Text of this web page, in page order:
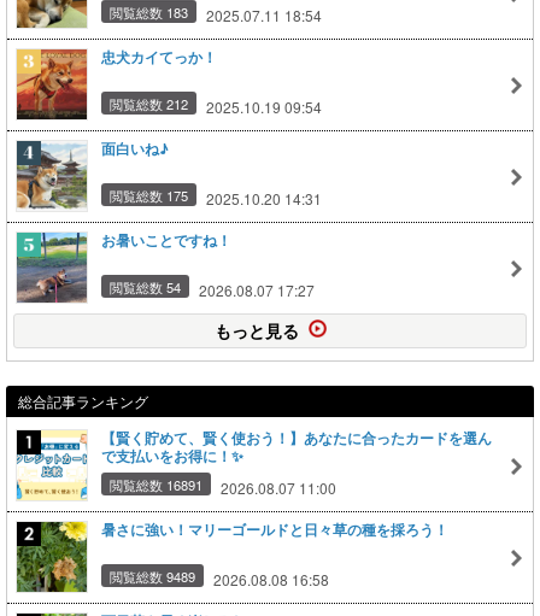
閲覧総数 183 2025.07.11 18:54
忠犬カイてっか！
閲覧総数 212 2025.10.19 09:54
面白いね♪
閲覧総数 175 2025.10.20 14:31
お暑いことですね！
閲覧総数 54 2026.08.07 17:27
もっと見る
総合記事ランキング
【賢く貯めて、賢く使おう！】あなたに合ったカードを選ん
で支払いをお得に！✨
閲覧総数 16891 2026.08.07 11:00
暑さに強い！マリーゴールドと日々草の種を採ろう！
閲覧総数 9489 2026.08.08 16:58